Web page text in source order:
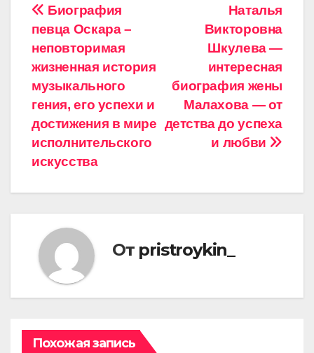
Навигация
по
записям
Наталья
Викторовна
Шкулева —
интересная
биография жены
Малахова — от
детства до успеха
и любви
Биография
певца Оскара –
неповторимая
жизненная история
музыкального
гения, его успехи и
достижения в мире
исполнительского
искусства
От pristroykin_
Похожая запись